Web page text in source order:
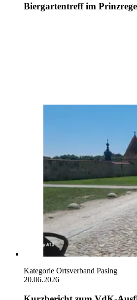
Biergartentreff im
Kategorie Ortsverband Pasing
20.06.2026